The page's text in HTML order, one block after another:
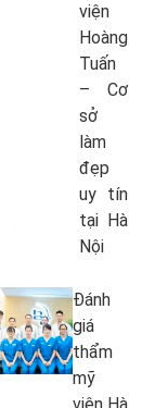
viện
Hoàng
Tuấn
– Cơ
sở
làm
đẹp
uy tín
tại Hà
Nội
Đánh
giá
thẩm
mỹ